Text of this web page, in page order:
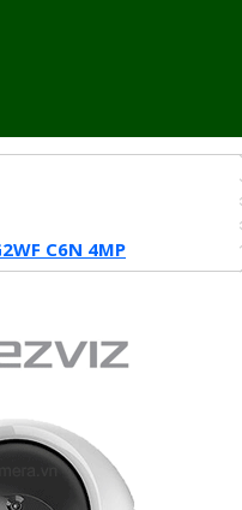
C6N 4MP